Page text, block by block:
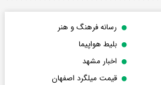
رسانه فرهنگ و هنر
بلیط هواپیما
اخبار مشهد
قیمت میلگرد اصفهان